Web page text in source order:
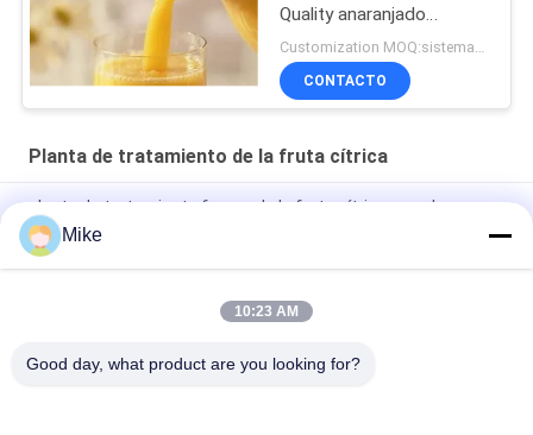
Quality anaranjado
automático
Customization MOQ:sistemas 1
CONTACTO
Planta de tratamiento de la fruta cítrica
planta de tratamiento fresca de la fruta cítrica con el
embalaje de la botella del animal doméstico
Sistema de control PLC Planta de procesamiento de cítricos
Mike
10:23 AM
Good day, what product are you looking for?